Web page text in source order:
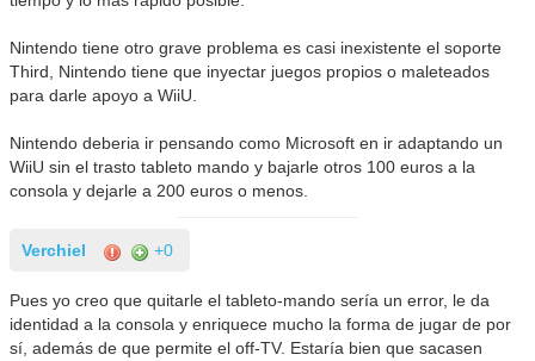
Nintendo tiene otro grave problema es casi inexistente el soporte
Third, Nintendo tiene que inyectar juegos propios o maleteados
para darle apoyo a WiiU.
Nintendo deberia ir pensando como Microsoft en ir adaptando un
WiiU sin el trasto tableto mando y bajarle otros 100 euros a la
consola y dejarle a 200 euros o menos.
Verchiel +0
Pues yo creo que quitarle el tableto-mando sería un error, le da
identidad a la consola y enriquece mucho la forma de jugar de por
sí, además de que permite el off-TV. Estaría bien que sacasen